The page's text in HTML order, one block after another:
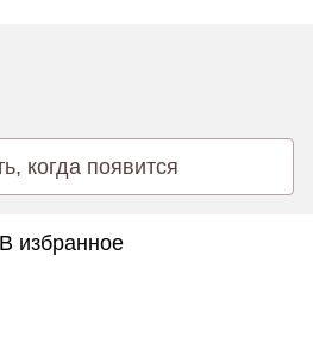
когда появится
В избранное